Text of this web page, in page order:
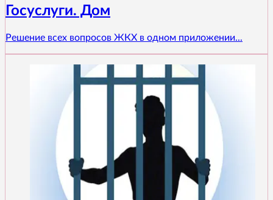
Госуслуги. Дом
Решение всех вопросов ЖКХ в одном приложении...